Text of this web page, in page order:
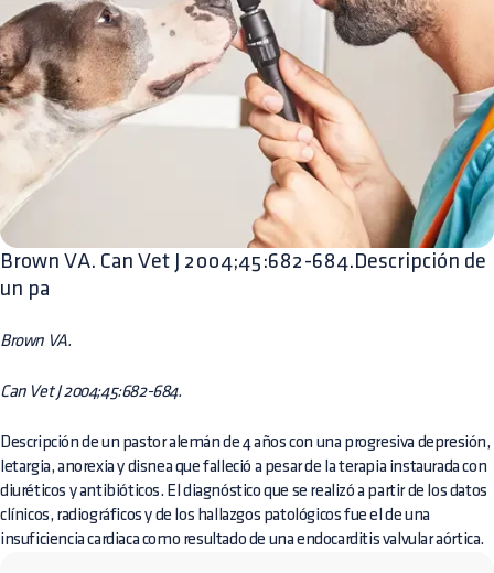
Brown VA. Can Vet J 2004;45:682-684.Descripción de
un pa
Brown VA.
Can Vet J 2004;45:682-684.
Descripción de un pastor alemán de 4 años con una progresiva depresión,
letargia, anorexia y disnea que falleció a pesar de la terapia instaurada con
diuréticos y antibióticos. El diagnóstico que se realizó a partir de los datos
clínicos, radiográficos y de los hallazgos patológicos fue el de una
insuficiencia cardiaca como resultado de una endocarditis valvular aórtica.